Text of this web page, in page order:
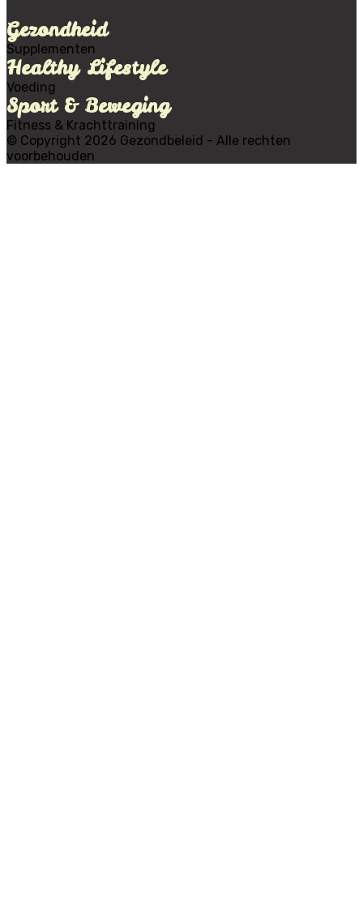
Gezondheid
Supplementen
Healthy Lifestyle
Voeding
Sport & Beweging
Fitness & Krachttraining
© Copyright 2026 Gezondbeleid - Alle rechten
voorbehouden